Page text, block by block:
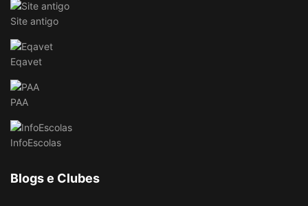
Site antigo
Eqavet
PAA
InfoEscolas
Blogs e Clubes